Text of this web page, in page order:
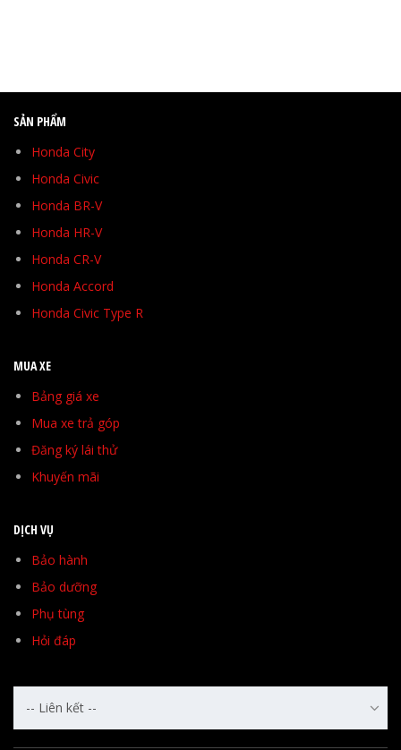
SẢN PHẨM
Honda City
Honda Civic
Honda BR-V
Honda HR-V
Honda CR-V
Honda Accord
Honda Civic Type R
MUA XE
Bảng giá xe
Mua xe trả góp
Đăng ký lái thử
Khuyến mãi
DỊCH VỤ
Bảo hành
Bảo dưỡng
Phụ tùng
Hỏi đáp
-- Liên kết --